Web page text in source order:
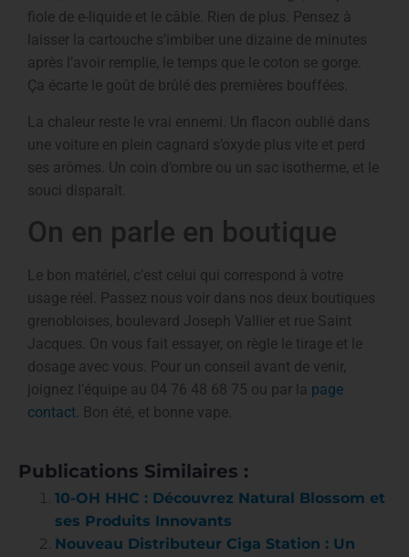
fiole de e-liquide et le câble. Rien de plus. Pensez à
laisser la cartouche s’imbiber une dizaine de minutes
après l’avoir remplie, le temps que le coton se gorge.
Ça écarte le goût de brûlé des premières bouffées.
La chaleur reste le vrai ennemi. Un flacon oublié dans
une voiture en plein cagnard s’oxyde plus vite et perd
ses arômes. Un coin d’ombre ou un sac isotherme, et le
souci disparaît.
On en parle en boutique
Le bon matériel, c’est celui qui correspond à votre
usage réel. Passez nous voir dans nos deux boutiques
grenobloises, boulevard Joseph Vallier et rue Saint
Jacques. On vous fait essayer, on règle le tirage et le
dosage avec vous. Pour un conseil avant de venir,
joignez l’équipe au 04 76 48 68 75 ou par la page
contact . Bon été, et bonne vape.
Publications Similaires :
10-OH HHC : Découvrez Natural Blossom et
ses Produits Innovants
Nouveau Distributeur Ciga Station : Un